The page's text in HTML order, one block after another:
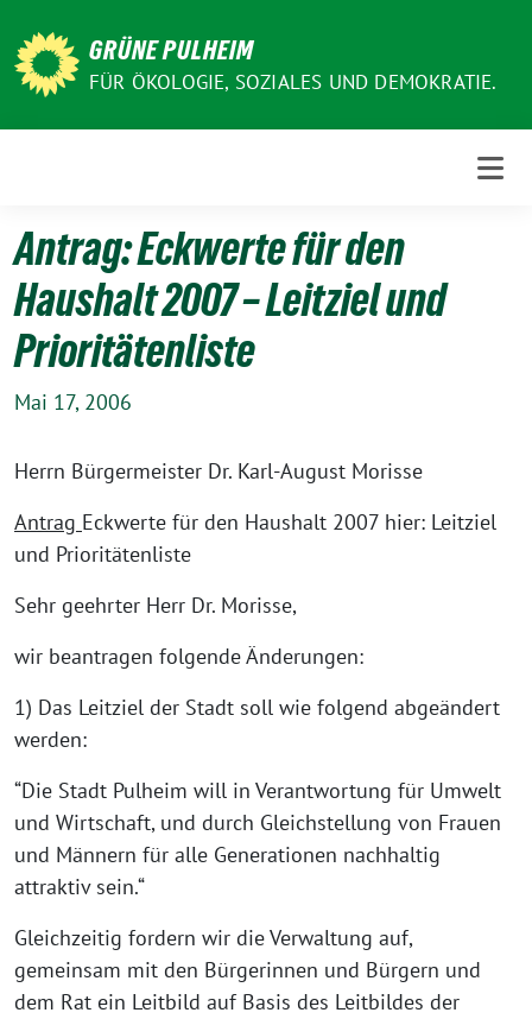
zum
Inhalt
GRÜNE PULHEIM
FÜR ÖKOLOGIE, SOZIALES UND DEMOKRATIE.
Antrag: Eckwerte für den
Haushalt 2007 – Leitziel und
Prioritätenliste
Mai 17, 2006
Herrn Bürgermeister Dr. Karl-August Morisse
Antrag Eckwerte für den Haushalt 2007 hier: Leitziel
und Prioritätenliste
Sehr geehrter Herr Dr. Morisse,
wir beantragen folgende Änderungen:
1) Das Leitziel der Stadt soll wie folgend abgeändert
werden:
“Die Stadt Pulheim will in Verantwortung für Umwelt
und Wirtschaft, und durch Gleichstellung von Frauen
und Männern für alle Generationen nachhaltig
attraktiv sein.“
Gleichzeitig fordern wir die Verwaltung auf,
gemeinsam mit den Bürgerinnen und Bürgern und
dem Rat ein Leitbild auf Basis des Leitbildes der